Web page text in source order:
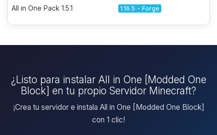
All in One Pack 1.5.1 1.16.5 - Forge
¿Listo para instalar All in One [Modded One
Block] en tu propio Servidor Minecraft?
¡Crea tu servidor e instala All in One [Modded One Block]
con 1 clic!